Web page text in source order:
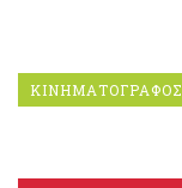
ΚΙΝΗΜΑΤΟΓΡΑΦΟΣ